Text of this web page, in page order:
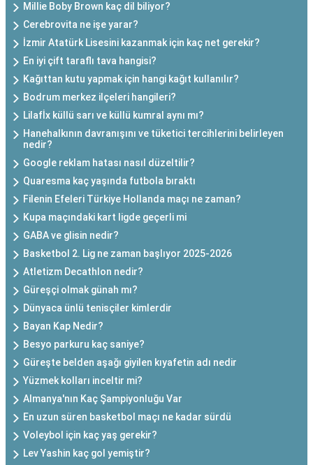
Millie Boby Brown kaç dil biliyor?
Cerebrovita ne işe yarar?
İzmir Atatürk Lisesini kazanmak için kaç net gerekir?
En iyi çift taraflı tava hangisi?
Kağıttan kutu yapmak için hangi kağıt kullanılır?
Bodrum merkez ilçeleri hangileri?
Lilafİx küllü sarı ve küllü kumral aynı mı?
Hanehalkının davranışını ve tüketici tercihlerini belirleyen
nedir?
Google reklam hatası nasıl düzeltilir?
Quaresma kaç yaşında futbola bıraktı
Filenin Efeleri Türkiye Hollanda maçı ne zaman?
Kupa maçındaki kart ligde geçerli mi
GABA ve glisin nedir?
Basketbol 2. Lig ne zaman başlıyor 2025-2026
Atletizm Decathlon nedir?
Güreşçi olmak günah mı?
Dünyaca ünlü tenisçiler kimlerdir
Bayan Kap Nedir?
Besyo parkuru kaç saniye?
Güreşte belden aşağı giyilen kıyafetin adı nedir
Yüzmek kolları inceltir mi?
Almanya'nın Kaç Şampiyonluğu Var
En uzun süren basketbol maçı ne kadar sürdü
Voleybol için kaç yaş gerekir?
Lev Yashin kaç gol yemiştir?